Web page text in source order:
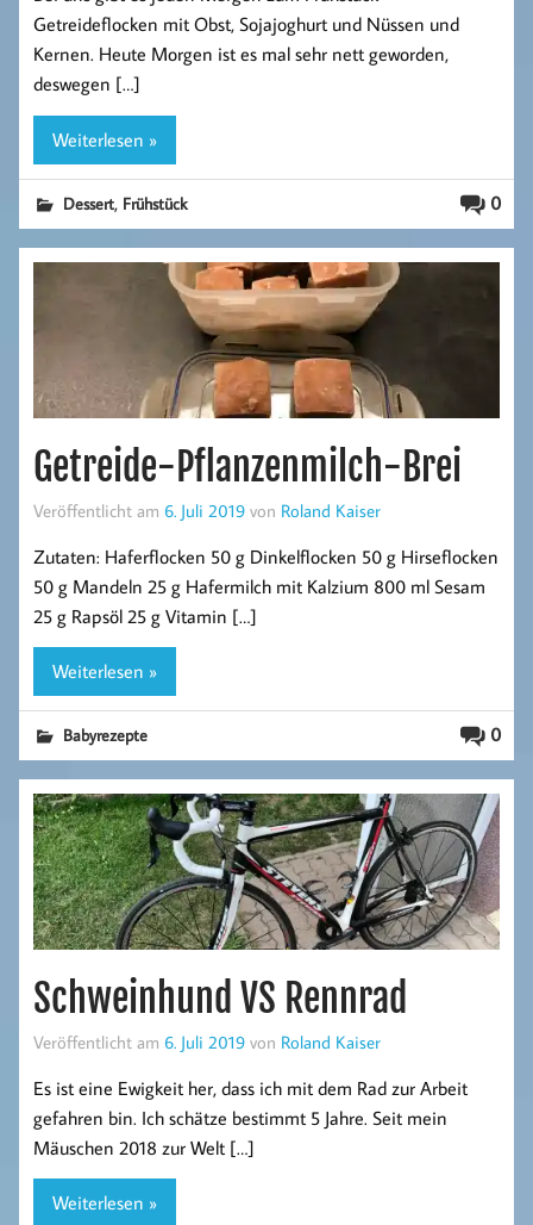
Getreideflocken mit Obst, Sojajoghurt und Nüssen und
Kernen. Heute Morgen ist es mal sehr nett geworden,
deswegen […]
Weiterlesen »
0
Dessert, Frühstück
Getreide-Pflanzenmilch-Brei
Veröffentlicht am 6. Juli 2019 von Roland Kaiser
Zutaten: Haferflocken 50 g Dinkelflocken 50 g Hirseflocken
50 g Mandeln 25 g Hafermilch mit Kalzium 800 ml Sesam
25 g Rapsöl 25 g Vitamin […]
Weiterlesen »
0
Babyrezepte
Schweinhund VS Rennrad
Veröffentlicht am 6. Juli 2019 von Roland Kaiser
Es ist eine Ewigkeit her, dass ich mit dem Rad zur Arbeit
gefahren bin. Ich schätze bestimmt 5 Jahre. Seit mein
Mäuschen 2018 zur Welt […]
Weiterlesen »